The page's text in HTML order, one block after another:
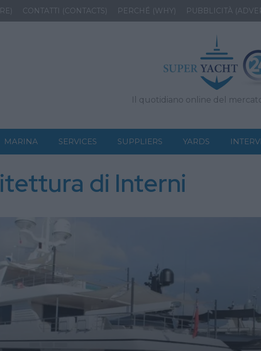
CONTATTI (CONTACTS) PERCHÉ (WHY) PUBBLICITÀ
Il quotidiano online del
MARINA SERVICES SUPPLIERS YARDS
di Interni